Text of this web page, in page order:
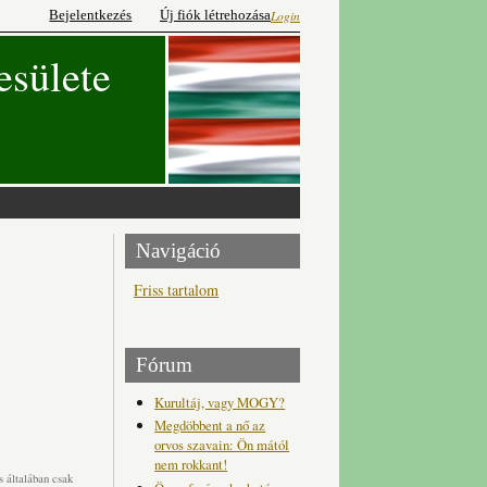
Login
Bejelentkezés Új fiók létrehozása
általában csak
Navigáció
Friss tartalom
Fórum
Kurultáj, vagy MOGY?
Megdöbbent a nő az
orvos szavain: Ön mától
nem rokkant!